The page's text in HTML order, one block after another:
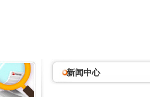
新闻中心